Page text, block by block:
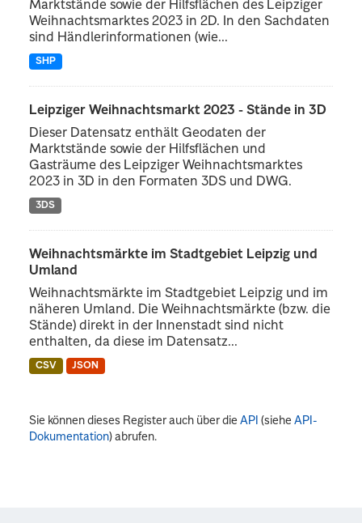
Marktstände sowie der Hilfsflächen des Leipziger
Weihnachtsmarktes 2023 in 2D. In den Sachdaten
sind Händlerinformationen (wie...
SHP
Leipziger Weihnachtsmarkt 2023 - Stände in 3D
Dieser Datensatz enthält Geodaten der
Marktstände sowie der Hilfsflächen und
Gasträume des Leipziger Weihnachtsmarktes
2023 in 3D in den Formaten 3DS und DWG.
3DS
Weihnachtsmärkte im Stadtgebiet Leipzig und
Umland
Weihnachtsmärkte im Stadtgebiet Leipzig und im
näheren Umland. Die Weihnachtsmärkte (bzw. die
Stände) direkt in der Innenstadt sind nicht
enthalten, da diese im Datensatz...
CSV JSON
Sie können dieses Register auch über dieAPI (sieheAPI-
Dokumentation) abrufen.